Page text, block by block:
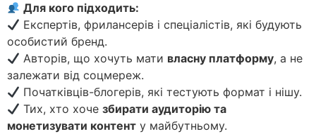
Для кого підходить:
Експертів, фрилансерів і спеціалістів, які будують
особистий бренд.
Авторів, що хочуть мати власну платформу, а не
залежати від соцмереж.
Початківців-блогерів, які тестують формат і нішу.
Тих, хто хочезбирати аудиторію та
монетизувати контент у майбутньому.